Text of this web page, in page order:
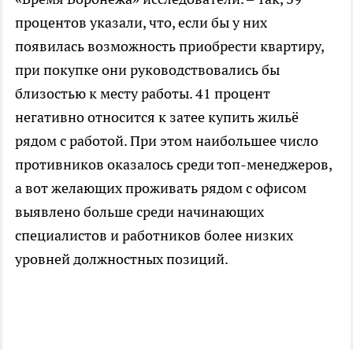
процентов указали, что, если бы у них
появилась возможность приобрести квартиру,
при покупке они руководствовались бы
близостью к месту работы. 41 процент
негативно относится к затее купить жильё
рядом с работой. При этом наибольшее число
противников оказалось среди топ-менеджеров,
а вот желающих проживать рядом с офисом
выявлено больше среди начинающих
специалистов и работников более низких
уровней должностных позиций.